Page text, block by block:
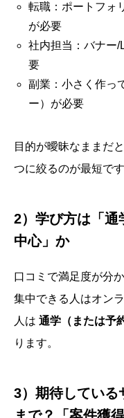
転職：ポートフォ
が必要
社内担当：バナー/
要
副業：小さく作っ
ー）が必要
目的が曖昧なままだ
つに絞るのが最短です
2）学び方は「通
中心」か
口コミで満足度が分
集中できる人はオン
人は 通学（または予
ります。
3）期待している